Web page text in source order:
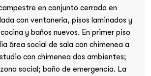
en conjunto cerrado en
con ventanería, pisos laminados y
y baños nuevos. En primer piso
área social de sala con chimenea a
con chimenea dos ambientes;
social; baño de emergencia. La